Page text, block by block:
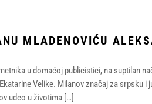
MLADENOVIĆU
u domaćoj publicistici, na suptilan
Velike. Milanov značaj za srpsku i
udeo u životima […]